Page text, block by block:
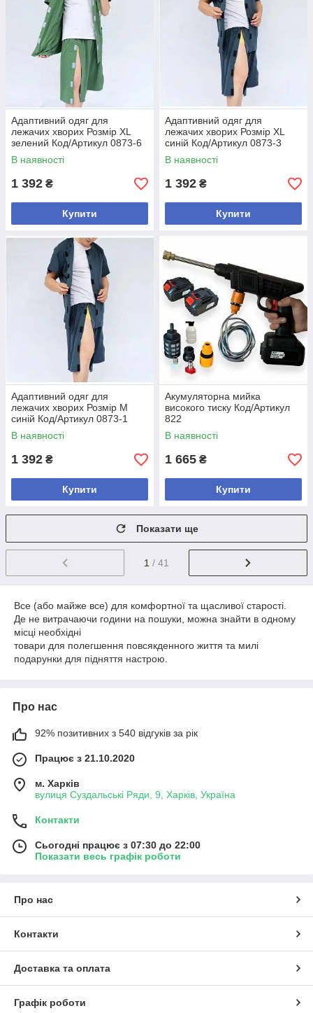
Адаптивний одяг для
лежачих хворих Розмір XL
зелений Код/Артикул 0873-6
В наявності
1 392 ₴
Купити
Адаптивний одяг для
лежачих хворих Розмір XL
синій Код/Артикул 0873-3
В наявності
1 392 ₴
Купити
Адаптивний одяг для
лежачих хворих Розмір М
синій Код/Артикул 0873-1
В наявності
1 392 ₴
Купити
Акумуляторна мийка
високого тиску Код/Артикул
822
В наявності
1 665 ₴
Купити
Показати ще
1 / 41
Все (або майже все) для комфортної та щасливої старості.
Де не витрачаючи години на пошуки, можна знайти в одному
місці необхідні
товари для полегшення повсякденного життя та милі
подарунки для підняття настрою.
Про нас
92% позитивних з 540 відгуків за рік
Працює з 21.10.2020
м. Харків
вулиця Суздальські Ряди, 9, Харків, Україна
Контакти
Сьогодні працює з 07:30 до 22:00
Показати весь графік роботи
Про нас
Контакти
Доставка та оплата
Графік роботи